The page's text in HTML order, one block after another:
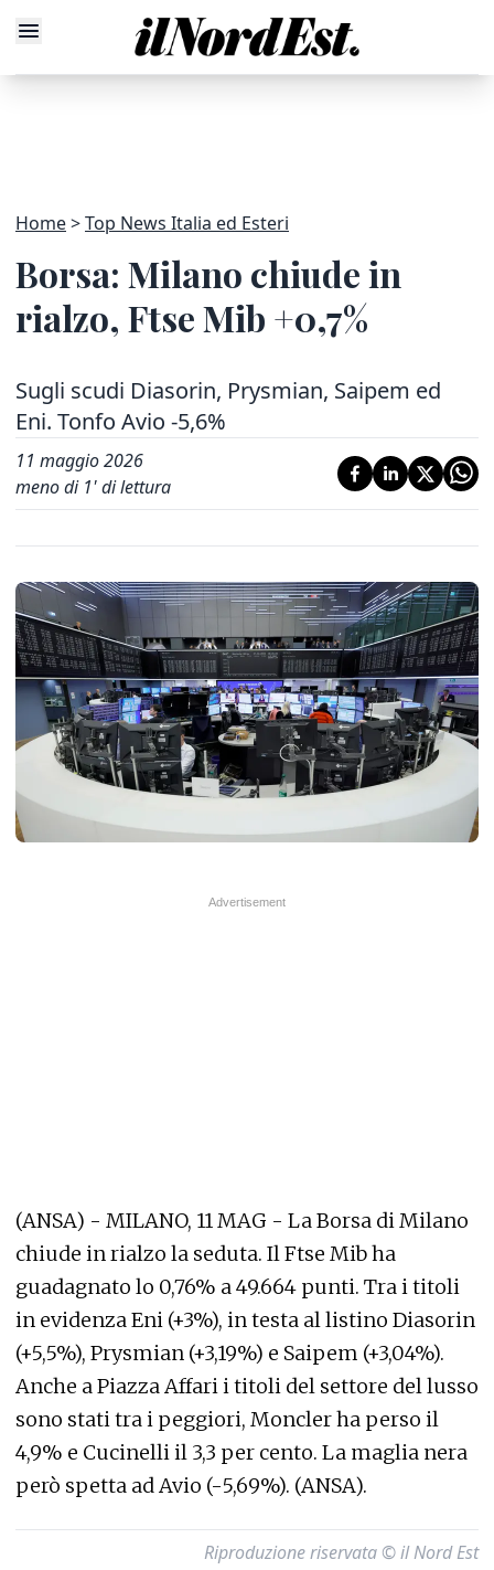
Home Top News Italia ed Esteri
Borsa: Milano chiude in
rialzo, Ftse Mib +0,7%
Sugli scudi Diasorin, Prysmian, Saipem ed
Eni. Tonfo Avio -5,6%
11 maggio 2026
meno di 1' di lettura
(ANSA) - MILANO, 11 MAG - La Borsa di Milano
chiude in rialzo la seduta. Il Ftse Mib ha
guadagnato lo 0,76% a 49.664 punti. Tra i titoli
in evidenza Eni (+3%), in testa al listino Diasorin
(+5,5%), Prysmian (+3,19%) e Saipem (+3,04%).
Anche a Piazza Affari i titoli del settore del lusso
sono stati tra i peggiori, Moncler ha perso il
4,9% e Cucinelli il 3,3 per cento. La maglia nera
però spetta ad Avio (-5,69%). (ANSA).
Riproduzione riservata © il Nord Est